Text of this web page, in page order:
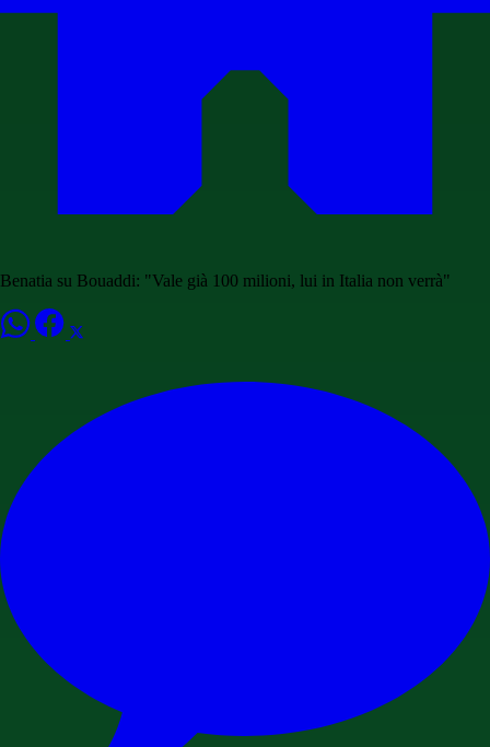
Benatia su Bouaddi: "Vale già 100 milioni, lui in Italia non verrà"